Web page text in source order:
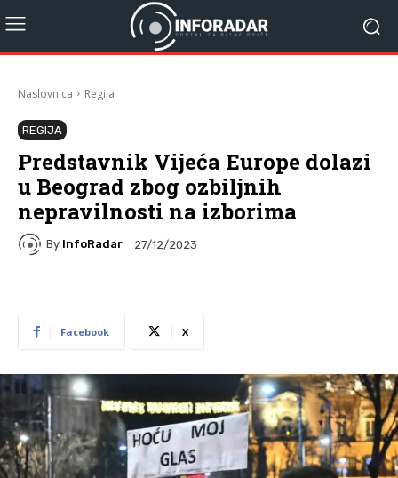
Naslovnica Regija
REGIJA
Predstavnik Vijeća Europe dolazi
u Beograd zbog ozbiljnih
nepravilnosti na izborima
By InfoRadar 27/12/2023
Facebook X